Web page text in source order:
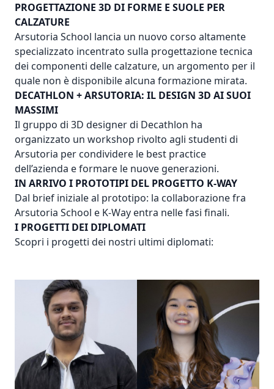
PROGETTAZIONE 3D DI FORME E SUOLE PER
CALZATURE
Arsutoria School lancia un nuovo corso altamente
specializzato incentrato sulla progettazione tecnica
dei componenti delle calzature, un argomento per il
quale non è disponibile alcuna formazione mirata.
DECATHLON + ARSUTORIA: IL DESIGN 3D AI SUOI
MASSIMI
Il gruppo di 3D designer di Decathlon ha
organizzato un workshop rivolto agli studenti di
Arsutoria per condividere le best practice
dell’azienda e formare le nuove generazioni.
IN ARRIVO I PROTOTIPI DEL PROGETTO K-WAY
Dal brief iniziale al prototipo: la collaborazione fra
Arsutoria School e K-Way entra nelle fasi finali.
I PROGETTI DEI DIPLOMATI
Scopri i progetti dei nostri ultimi diplomati: